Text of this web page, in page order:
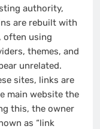
authority,
are rebuilt with
often using
themes, and
unrelated.
sites, links are
main website the
this, the owner
as “link